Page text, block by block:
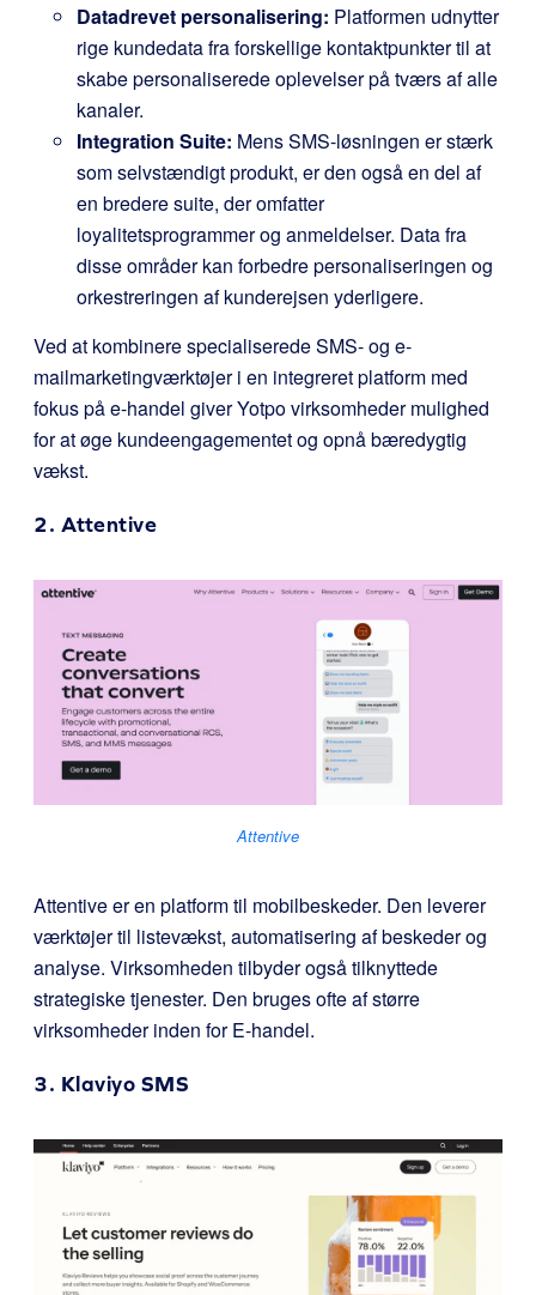
Datadrevet personalisering: Platformen udnytter
rige kundedata fra forskellige kontaktpunkter til at
skabe personaliserede oplevelser på tværs af alle
kanaler.
Integration Suite: Mens SMS-løsningen er stærk
som selvstændigt produkt, er den også en del af
en bredere suite, der omfatter
loyalitetsprogrammer og anmeldelser. Data fra
disse områder kan forbedre personaliseringen og
orkestreringen af kunderejsen yderligere.
Ved at kombinere specialiserede SMS- og e-
mailmarketingværktøjer i en integreret platform med
fokus på e-handel giver Yotpo virksomheder mulighed
for at øge kundeengagementet og opnå bæredygtig
vækst.
2. Attentive
Attentive
Attentive er en platform til mobilbeskeder. Den leverer
værktøjer til listevækst, automatisering af beskeder og
analyse. Virksomheden tilbyder også tilknyttede
strategiske tjenester. Den bruges ofte af større
virksomheder inden for E-handel.
3. Klaviyo SMS